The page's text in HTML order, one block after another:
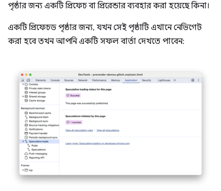
পৃষ্ঠার জন্য একটি প্রিফেচ বা প্রিরেন্ডার ব্যবহার করা হয়েছে কিনা।
একটি প্রিফেচড পৃষ্ঠার জন্য, যখন সেই পৃষ্ঠাটি এখানে নেভিগেট
করা হবে তখন আপনি একটি সফল বার্তা দেখতে পাবেন: